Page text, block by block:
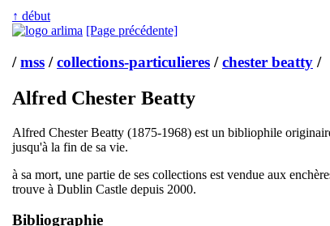
↑ début
[Page précédente]
/mss /collections-particulieres /chester beatty /
Alfred Chester Beatty
Alfred Chester Beatty (1875-1968) est un bibliophile
jusqu'à la fin de sa vie.
à sa mort, une partie de ses collections est vendue aux
trouve à Dublin Castle depuis 2000.
Bibliographie